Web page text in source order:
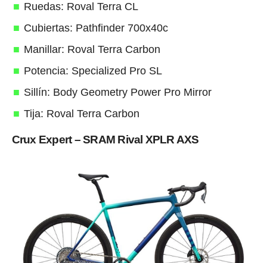
Ruedas: Roval Terra CL
Cubiertas: Pathfinder 700x40c
Manillar: Roval Terra Carbon
Potencia: Specialized Pro SL
Sillín: Body Geometry Power Pro Mirror
Tija: Roval Terra Carbon
Crux Expert – SRAM Rival XPLR AXS